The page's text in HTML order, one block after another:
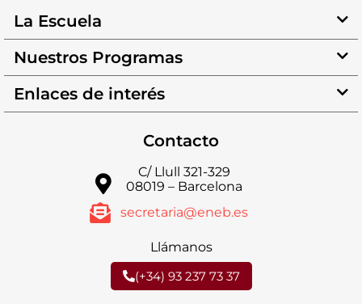
La Escuela
Nuestros Programas
Enlaces de interés
Contacto
C/ Llull 321-329
08019 – Barcelona
secretaria@eneb.es
Llámanos
(+34) 93 237 73 37